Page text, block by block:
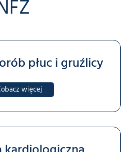
płuc i gruźlicy
więcej